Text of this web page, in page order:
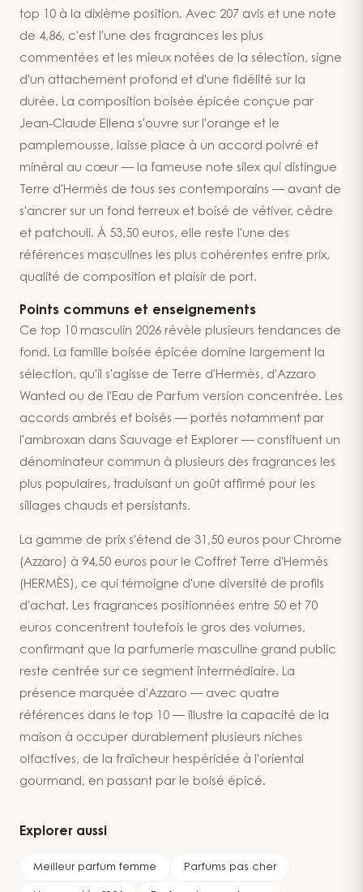
top 10 à la dixième position. Avec 207 avis et une note
de 4,86, c'est l'une des fragrances les plus
commentées et les mieux notées de la sélection, signe
d'un attachement profond et d'une fidélité sur la
durée. La composition boisée épicée conçue par
Jean-Claude Ellena s'ouvre sur l'orange et le
pamplemousse, laisse place à un accord poivré et
minéral au cœur — la fameuse note silex qui distingue
Terre d'Hermès de tous ses contemporains — avant de
s'ancrer sur un fond terreux et boisé de vétiver, cèdre
et patchouli. À 53,50 euros, elle reste l'une des
références masculines les plus cohérentes entre prix,
qualité de composition et plaisir de port.
Points communs et enseignements
Ce top 10 masculin 2026 révèle plusieurs tendances de
fond. La famille boisée épicée domine largement la
sélection, qu'il s'agisse de Terre d'Hermès, d'Azzaro
Wanted ou de l'Eau de Parfum version concentrée. Les
accords ambrés et boisés — portés notamment par
l'ambroxan dans Sauvage et Explorer — constituent un
dénominateur commun à plusieurs des fragrances les
plus populaires, traduisant un goût affirmé pour les
sillages chauds et persistants.
La gamme de prix s'étend de 31,50 euros pour Chrome
(Azzaro) à 94,50 euros pour le Coffret Terre d'Hermès
(HERMÈS), ce qui témoigne d'une diversité de profils
d'achat. Les fragrances positionnées entre 50 et 70
euros concentrent toutefois le gros des volumes,
confirmant que la parfumerie masculine grand public
reste centrée sur ce segment intermédiaire. La
présence marquée d'Azzaro — avec quatre
références dans le top 10 — illustre la capacité de la
maison à occuper durablement plusieurs niches
olfactives, de la fraîcheur hespéridée à l'oriental
gourmand, en passant par le boisé épicé.
Explorer aussi
Meilleur parfum femme Parfums pas cher